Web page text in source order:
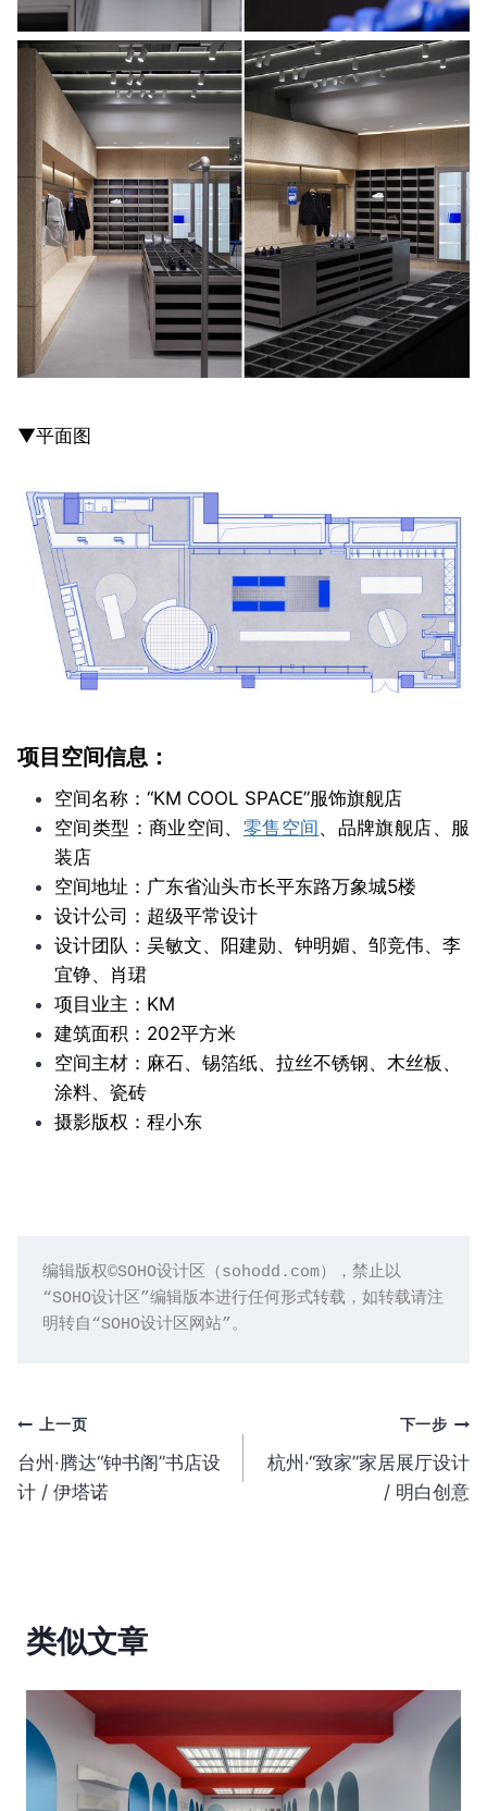
▼平面图
项目空间信息：
空间名称：“KM COOL SPACE”服饰旗舰店
空间类型：商业空间、 零售空间、品牌旗舰店、服
装店
空间地址：广东省汕头市长平东路万象城5楼
设计公司：超级平常设计
设计团队：吴敏文、阳建勋、钟明媚、邹竞伟、李
宜铮、肖珺
项目业主：KM
建筑面积：202平方米
空间主材：麻石、锡箔纸、拉丝不锈钢、木丝板、
涂料、瓷砖
摄影版权：程小东
编辑版权©️SOHO设计区（sohodd.com），禁止以
“SOHO设计区”编辑版本进行任何形式转载，如转载请注
明转自“SOHO设计区网站”。
文
章
上一页
台州·腾达“钟书阁”书店设
计 / 伊塔诺
下一步
杭州·“致家”家居展厅设计
/ 明白创意
类似文章